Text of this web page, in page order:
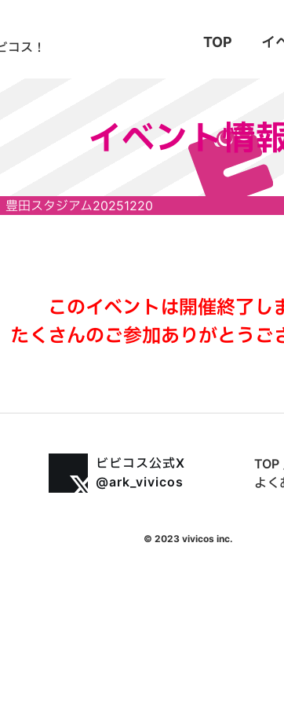
コス！
TOP イ
イベント情
豊田スタジアム20251220
このイベントは開催終了し
たくさんのご参加ありがとうご
ビビコス公式X
@ark_vivicos
TOP
よく
© 2023 vivicos inc.